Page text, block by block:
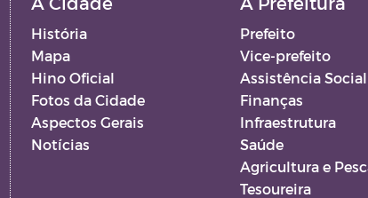
História
Mapa
Hino Oficial
Fotos da Cidade
Aspectos Gerais
Notícias
Prefeito
Vice-prefeito
Assistência Social
Finanças
Infraestrutura
Saúde
Agricultura e
Tesoureira